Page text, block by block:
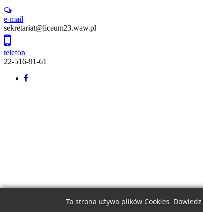
e-mail
sekretariat@liceum23.waw.pl
telefon
22-516-91-61
Back
Ta strona używa plików Cookies.